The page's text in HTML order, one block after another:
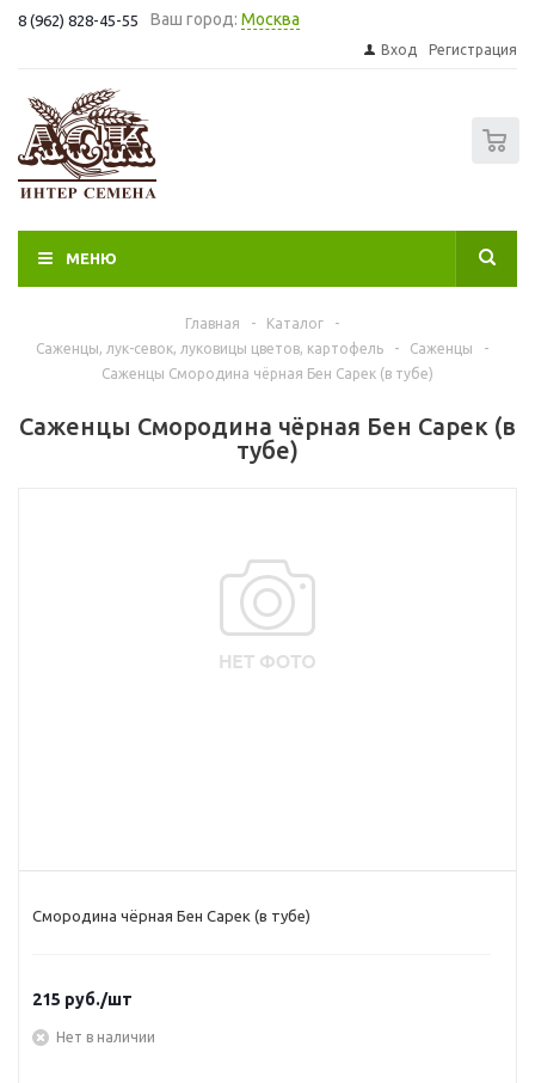
8 (962) 828-45-55 Ваш город: Москва
Вход Регистрация
МЕНЮ
Главная - Каталог
-
Саженцы, лук-севок, луковицы цветов, картофель
- Саженцы
-
Саженцы Смородина чёрная Бен Сарек (в тубе)
Саженцы Смородина чёрная Бен Сарек (в
тубе)
Смородина чёрная Бен Сарек (в тубе)
215 руб./шт
Нет в наличии